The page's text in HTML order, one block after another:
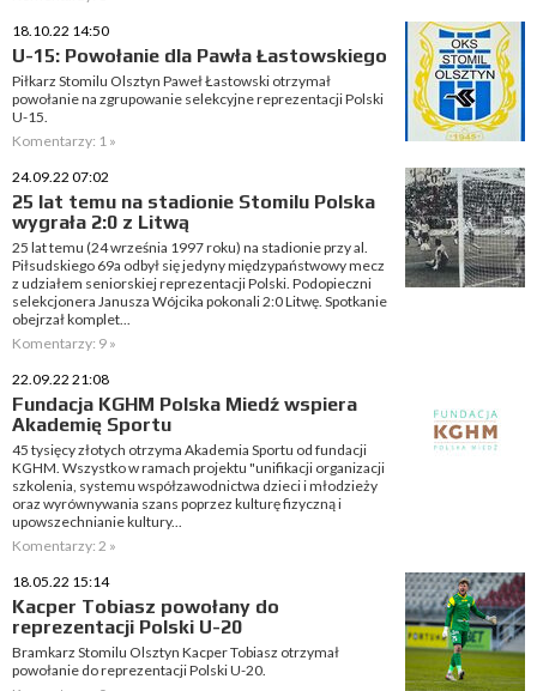
18.10.22 14:50
U-15: Powołanie dla Pawła Łastowskiego
Piłkarz Stomilu Olsztyn Paweł Łastowski otrzymał
powołanie na zgrupowanie selekcyjne reprezentacji Polski
U-15.
Komentarzy: 1 »
24.09.22 07:02
25 lat temu na stadionie Stomilu Polska
wygrała 2:0 z Litwą
25 lat temu (24 września 1997 roku) na stadionie przy al.
Piłsudskiego 69a odbył się jedyny międzypaństwowy mecz
z udziałem seniorskiej reprezentacji Polski. Podopieczni
selekcjonera Janusza Wójcika pokonali 2:0 Litwę. Spotkanie
obejrzał komplet...
Komentarzy: 9 »
22.09.22 21:08
Fundacja KGHM Polska Miedź wspiera
Akademię Sportu
45 tysięcy złotych otrzyma Akademia Sportu od fundacji
KGHM. Wszystko w ramach projektu "unifikacji organizacji
szkolenia, systemu współzawodnictwa dzieci i młodzieży
oraz wyrównywania szans poprzez kulturę fizyczną i
upowszechnianie kultury...
Komentarzy: 2 »
18.05.22 15:14
Kacper Tobiasz powołany do
reprezentacji Polski U-20
Bramkarz Stomilu Olsztyn Kacper Tobiasz otrzymał
powołanie do reprezentacji Polski U-20.